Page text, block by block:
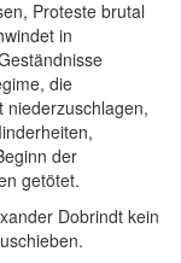
Proteste brutal
in
die
niederzuschlagen,
der
getötet.
Dobrindt kein